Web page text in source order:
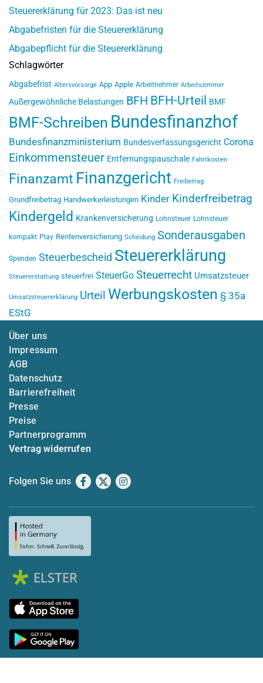
Steuererklärung für 2023: Das ist neu
Abgabefristen für die Steuererklärung
Abgabepflicht für die Steuererklärung
Schlagwörter
Abgabefrist Altersvorsorge App Apple Arbeitnehmer Arbeitszimmer
Außergewöhnliche Belastungen BFH BFH-Urteil BMF
BMF-Schreiben Bundesfinanzhof
Bundesfinanzministerium Bundesverfassungsgericht Corona
Einkommensteuer Entfernungspauschale Fahrtkosten
Finanzamt Finanzgericht Freibetrag
Grundfreibetrag Handwerkerleistungen Kinder Kinderfreibetrag
Kindergeld Krankenversicherung Lohnsteuer Lohnsteuer
kompakt Play Rentenversicherung Scheidung Sonderausgaben
Spenden Steuerbescheid Steuererklärung
Steuererstattung steuerfrei SteuerGo Steuerrecht Umsatzsteuer
Umsatzsteuererklärung Urteil Werbungskosten § 35a
EStG
Über uns
Impressum
AGB
Datenschutz
Barrierefreiheit
Presse
Preise
Partnerprogramm
Vertrag widerrufen
Folgen Sie uns Facebook
X Instagram